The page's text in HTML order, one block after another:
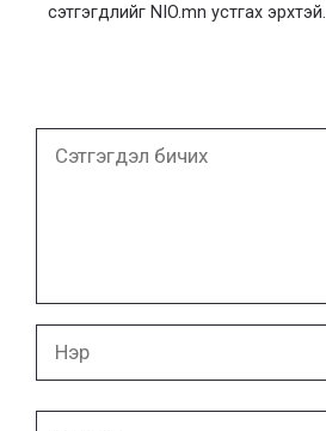
сэтгэгдлийг NIO.mn устгах эрхтэй.
бичих